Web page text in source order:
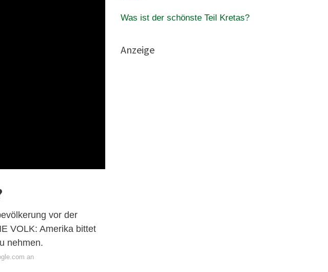
vor der
VOLK: Amerika bittet
nehmen.
an
Was ist der schönste Teil Kretas?
Anzeige